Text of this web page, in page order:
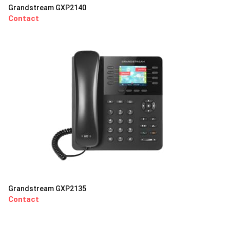
Grandstream GXP2140
Contact
Grandstream GXP2135
Contact